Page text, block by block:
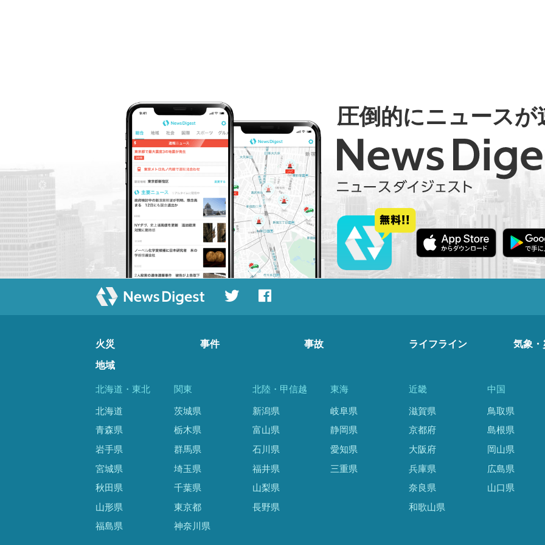
圧倒的にニュースが
火災 事件 事故 ライフライン 気象・
地域
北海道・東北
北海道
青森県
岩手県
宮城県
秋田県
山形県
福島県
関東
茨城県
栃木県
群馬県
埼玉県
千葉県
東京都
神奈川県
北陸・甲信越
新潟県
富山県
石川県
福井県
山梨県
長野県
東海
岐阜県
静岡県
愛知県
三重県
近畿
滋賀県
京都府
大阪府
兵庫県
奈良県
和歌山県
中国
鳥取県
島根県
岡山県
広島県
山口県